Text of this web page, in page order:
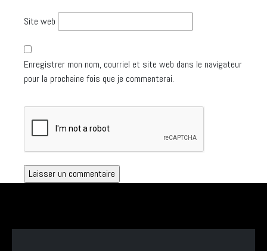
Site web
Enregistrer mon nom, courriel et site web dans le navigateur
pour la prochaine fois que je commenterai.